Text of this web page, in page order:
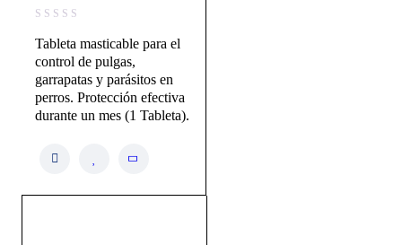
Tableta masticable para el
control de pulgas,
garrapatas y parásitos en
perros. Protección efectiva
durante un mes (1 Tableta).